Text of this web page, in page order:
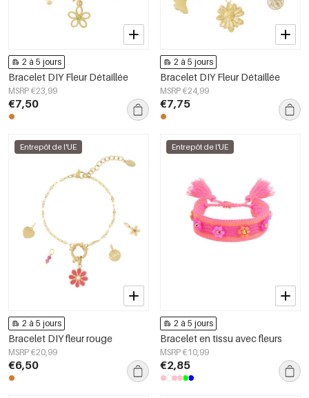
2 à 5 jours
Bracelet DIY Fleur Détaillée
MSRP €23,99
€7,50
2 à 5 jours
Bracelet DIY Fleur Détaillée
MSRP €24,99
€7,75
Entrepôt de l'UE
2 à 5 jours
Bracelet DIY fleur rouge
MSRP €20,99
€6,50
Entrepôt de l'UE
2 à 5 jours
Bracelet en tissu avec fleurs
MSRP €10,99
€2,85